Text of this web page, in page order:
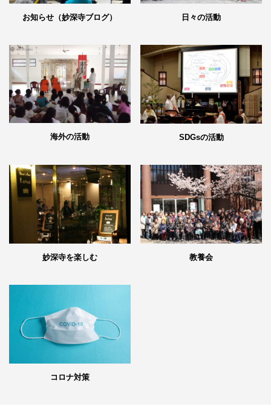
お知らせ（妙深寺ブログ） 日々の活動
海外の活動 SDGsの活動
妙深寺を楽しむ 教養会
コロナ対策